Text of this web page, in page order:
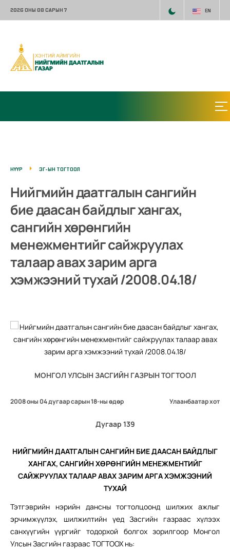
2026 ОНЫ 08 САРЫН 7 EN
НҮҮР ЗГ-ЫН ТОГТООЛ
Нийгмийн даатгалын сангийн
бие даасан байдлыг хангах,
сангийн хөрөнгийн
менежментийг сайжруулах
талаар авах зарим арга
хэмжээний тухай /2008.04.18/
МОНГОЛ УЛСЫН ЗАСГИЙН ГАЗРЫН ТОГТООЛ
2008 оны 04 дугаар сарын 18-ны өдөр Улаанбаатар хот
Дугаар 139
НИЙГМИЙН ДААТГАЛЫН САНГИЙН БИЕ ДААСАН БАЙДЛЫГ
ХАНГАХ, САНГИЙН ХӨРӨНГИЙН МЕНЕЖМЕНТИЙГ
САЙЖРУУЛАХ ТАЛААР АВАХ ЗАРИМ АРГА ХЭМЖЭЭНИЙ
ТУХАЙ
Тэтгэврийн нэрийн дансны тогтолцоонд шилжих ажлыг
эрчимжүүлэх, шилжилтийн үед Засгийн газраас хүлээх
санхүүгийн үүргийг тодорхой болгох зорилгоор Монгол
Улсын Засгийн газраас ТОГТООХ нь: